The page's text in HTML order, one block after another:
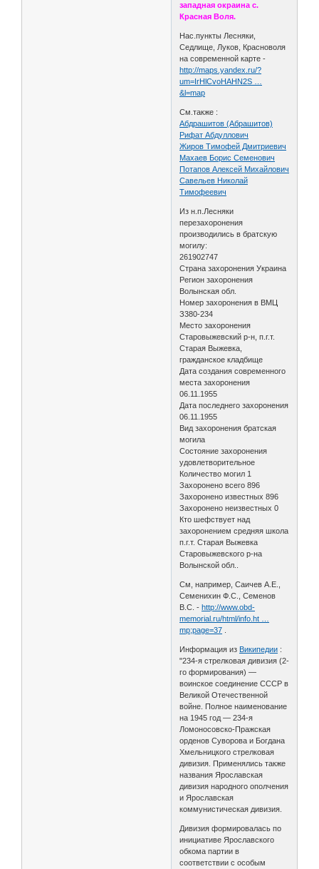
западная окраина с.
Красная Воля.
Нас.пункты Лесняки,
Седлище, Луков, Красноволя
на современной карте -
http://maps.yandex.ru/?
um=IrHlCvoHAHN2S …
&l=map
См.также :
Абдрашитов (Абрашитов)
Рифат Абдуллович
Жиров Тимофей Дмитриевич
Махаев Борис Семенович
Потапов Алексей Михайлович
Савельев Николай
Тимофеевич
Из н.п.Лесняки
перезахоронения
производились в братскую
могилу:
261902747
Страна захоронения Украина
Регион захоронения
Волынская обл.
Номер захоронения в ВМЦ
З380-234
Место захоронения
Старовыжевский р-н, п.г.т.
Старая Выжевка,
гражданское кладбище
Дата создания современного
места захоронения
06.11.1955
Дата последнего захоронения
06.11.1955
Вид захоронения братская
могила
Состояние захоронения
удовлетворительное
Количество могил 1
Захоронено всего 896
Захоронено известных 896
Захоронено неизвестных 0
Кто шефствует над
захоронением средняя школа
п.г.т. Старая Выжевка
Старовыжевского р-на
Волынской обл..
См, например, Саичев А.Е.,
Семенихин Ф.С., Семенов
В.С. - http://www.obd-
memorial.ru/html/info.ht …
mp;page=37
Информация из Википедии :
"234-я стрелковая дивизия (2-
го формирования) —
воинское соединение СССР в
Великой Отечественной
войне. Полное наименование
на 1945 год — 234-я
Ломоносовско-Пражская
орденов Суворова и Богдана
Хмельницкого стрелковая
дивизия. Применялись также
названия Ярославская
дивизия народного ополчения
и Ярославская
коммунистическая дивизия.
Дивизия формировалась по
инициативе Ярославского
обкома партии в
соответствии с особым